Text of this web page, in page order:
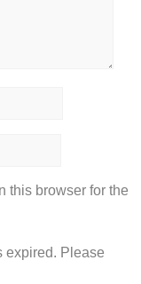
this browser for the
expired. Please